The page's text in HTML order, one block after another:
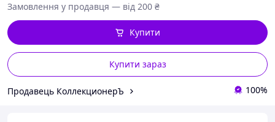
Замовлення у продавця — від 200 ₴
Купити зараз
Купити
Продавець КоллекционерЪ 100%